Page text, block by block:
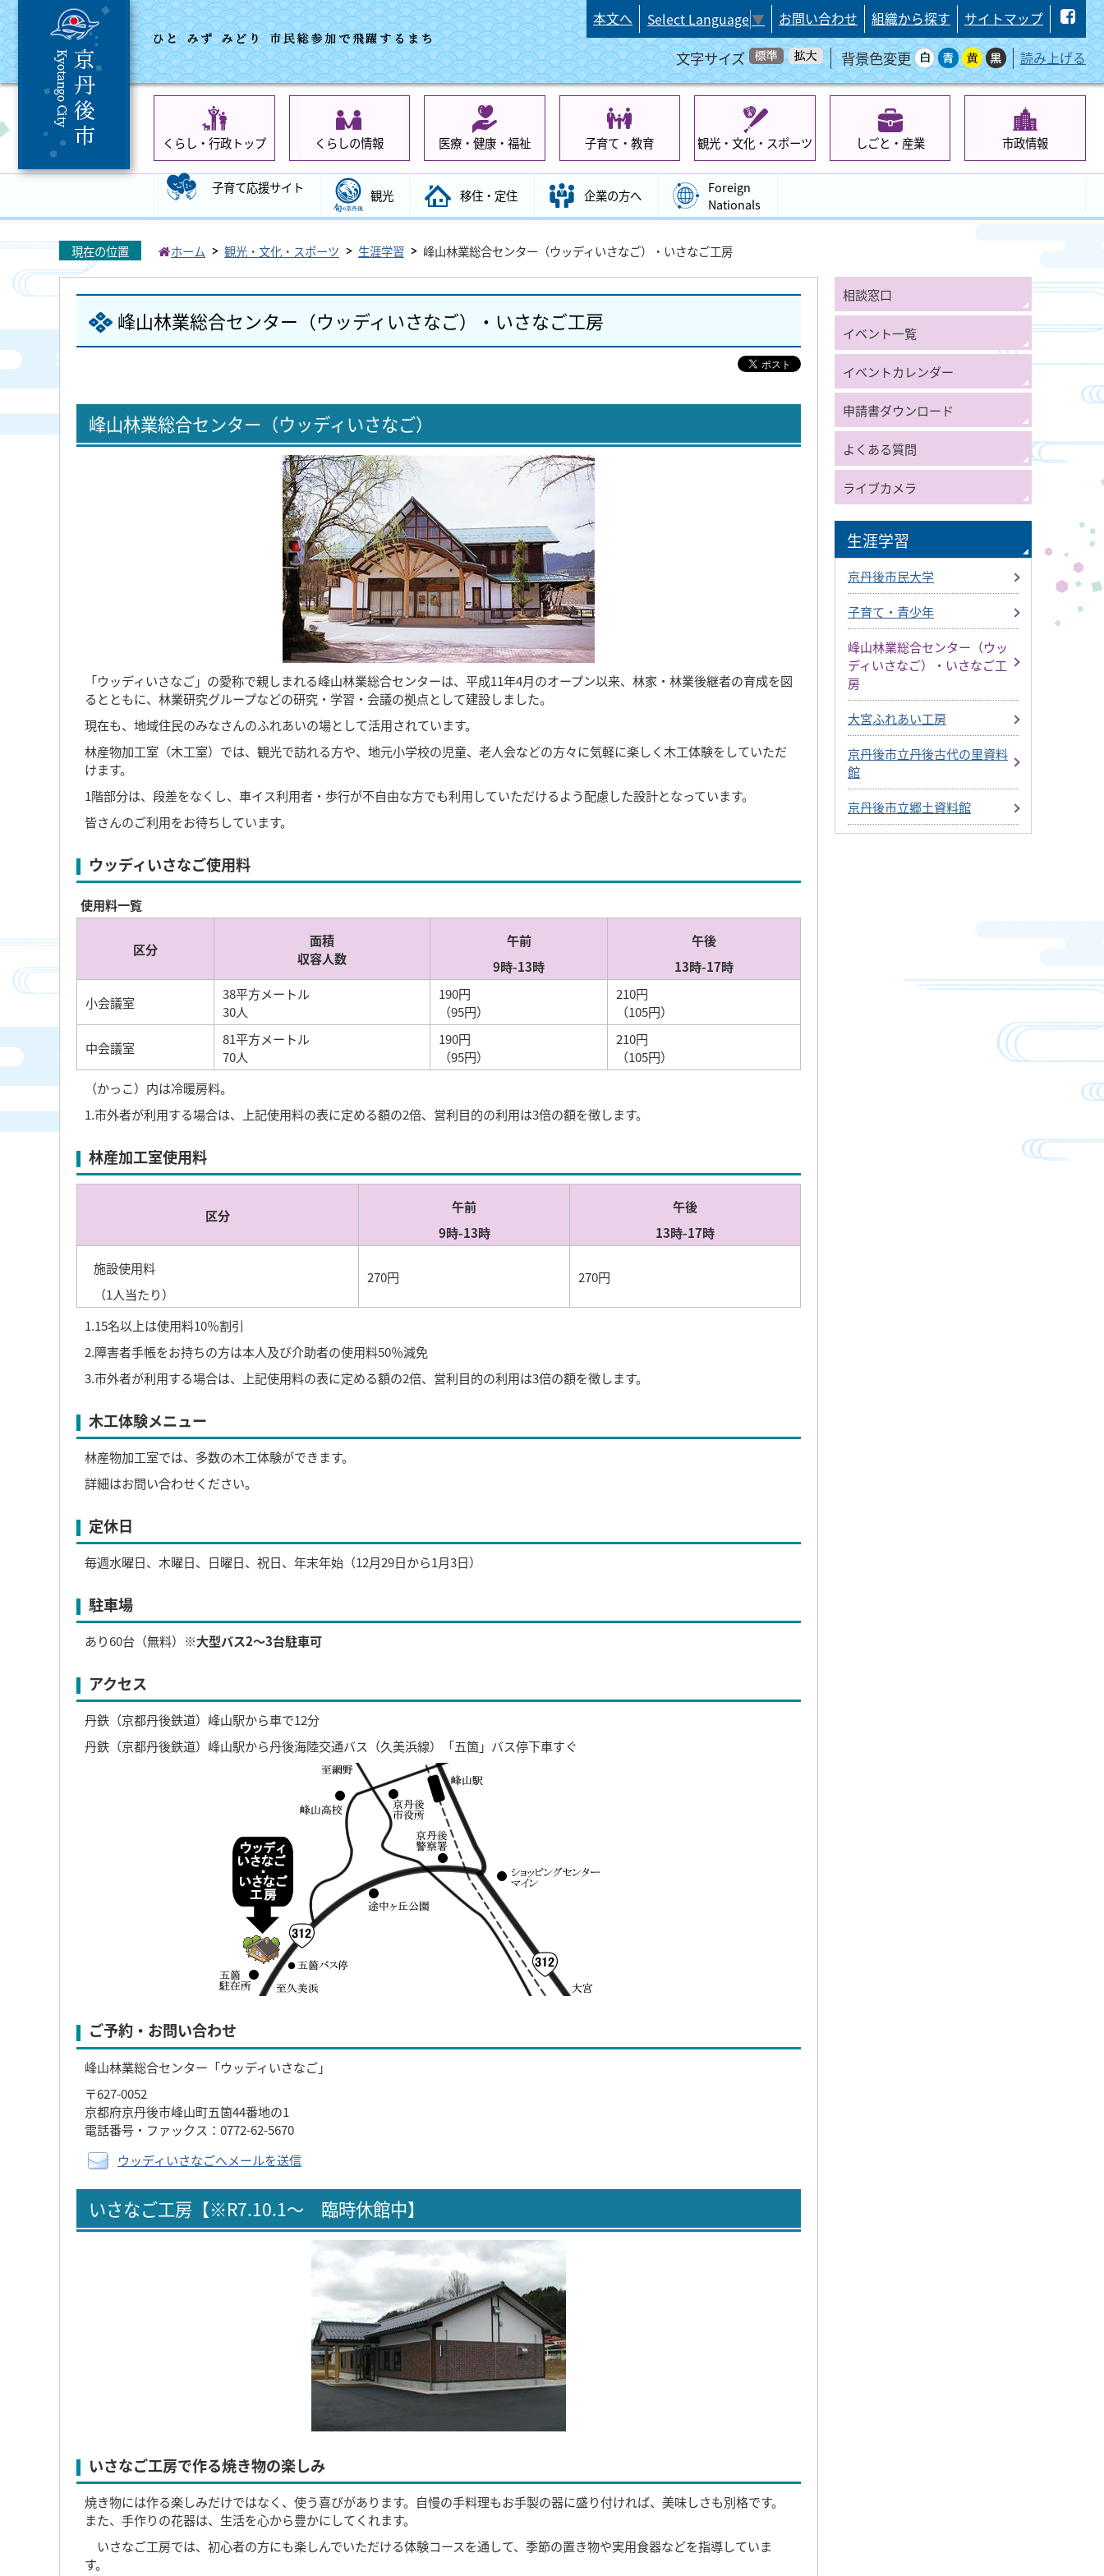
本文へ Select Language▼ お問い合わせ 組織から探す サイトマップ
文字サイズ 背景色変更 読み上げる
くらし・行政トップ くらしの情報 医療・健康・福祉 子育て・教育 観光・文化・スポーツ しごと・産業 市政情報
子育て応援サイト 観光 移住・定住 企業の方へ
Foreign
Nationals
現在の位置 ホーム 観光・文化・スポーツ 生涯学習 峰山林業総合センター（ウッディいさなご）・いさなご工房
峰山林業総合センター（ウッディいさなご）・いさなご工房
峰山林業総合センター（ウッディいさなご）
「ウッディいさなご」の愛称で親しまれる峰山林業総合センターは、平成11年4月のオープン以来、林家・林業後継者の育成を図
るとともに、林業研究グループなどの研究・学習・会議の拠点として建設しました。
現在も、地域住民のみなさんのふれあいの場として活用されています。
林産物加工室（木工室）では、観光で訪れる方や、地元小学校の児童、老人会などの方々に気軽に楽しく木工体験をしていただ
けます。
1階部分は、段差をなくし、車イス利用者・歩行が不自由な方でも利用していただけるよう配慮した設計となっています。
皆さんのご利用をお待ちしています。
ウッディいさなご使用料
使用料一覧
区分
面積
収容人数
午前
9時-13時
午後
13時-17時
小会議室
38平方メートル
30人
190円
（95円）
210円
（105円）
中会議室
81平方メートル
70人
190円
（95円）
210円
（105円）
（かっこ）内は冷暖房料。
1.市外者が利用する場合は、上記使用料の表に定める額の2倍、営利目的の利用は3倍の額を徴します。
林産加工室使用料
区分
午前
9時-13時
午後
13時-17時
施設使用料
（1人当たり）
270円 270円
1.15名以上は使用料10％割引
2.障害者手帳をお持ちの方は本人及び介助者の使用料50％減免
3.市外者が利用する場合は、上記使用料の表に定める額の2倍、営利目的の利用は3倍の額を徴します。
木工体験メニュー
林産物加工室では、多数の木工体験ができます。
詳細はお問い合わせください。
定休日
毎週水曜日、木曜日、日曜日、祝日、年末年始（12月29日から1月3日）
駐車場
あり60台（無料） ※大型バス2～3台駐車可
アクセス
丹鉄（京都丹後鉄道）峰山駅から車で12分
丹鉄（京都丹後鉄道）峰山駅から丹後海陸交通バス（久美浜線）「五箇」バス停下車すぐ
ご予約・お問い合わせ
峰山林業総合センター「ウッディいさなご」
〒627-0052
京都府京丹後市峰山町五箇44番地の1
電話番号・ファックス：0772-62-5670
ウッディいさなごへメールを送信
いさなご工房【※R7.10.1～ 臨時休館中】
いさなご工房で作る焼き物の楽しみ
焼き物には作る楽しみだけではなく、使う喜びがあります。自慢の手料理もお手製の器に盛り付ければ、美味しさも別格です。
また、手作りの花器は、生活を心から豊かにしてくれます。
いさなご工房では、初心者の方にも楽しんでいただける体験コースを通して、季節の置き物や実用食器などを指導していま
す。
相談窓口
イベント一覧
イベントカレンダー
申請書ダウンロード
よくある質問
ライブカメラ
生涯学習
京丹後市民大学
子育て・青少年
峰山林業総合センター（ウッ
ディいさなご）・いさなご工
房
大宮ふれあい工房
京丹後市立丹後古代の里資料
館
京丹後市立郷土資料館